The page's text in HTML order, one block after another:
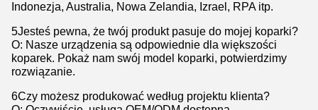
Indonezja, Australia, Nowa Zelandia, Izrael, RPA itp.
5Jesteś pewna, że twój produkt pasuje do mojej koparki?
O: Nasze urządzenia są odpowiednie dla większości
koparek. Pokaż nam swój model koparki, potwierdzimy
rozwiązanie.
6Czy możesz produkować według projektu klienta?